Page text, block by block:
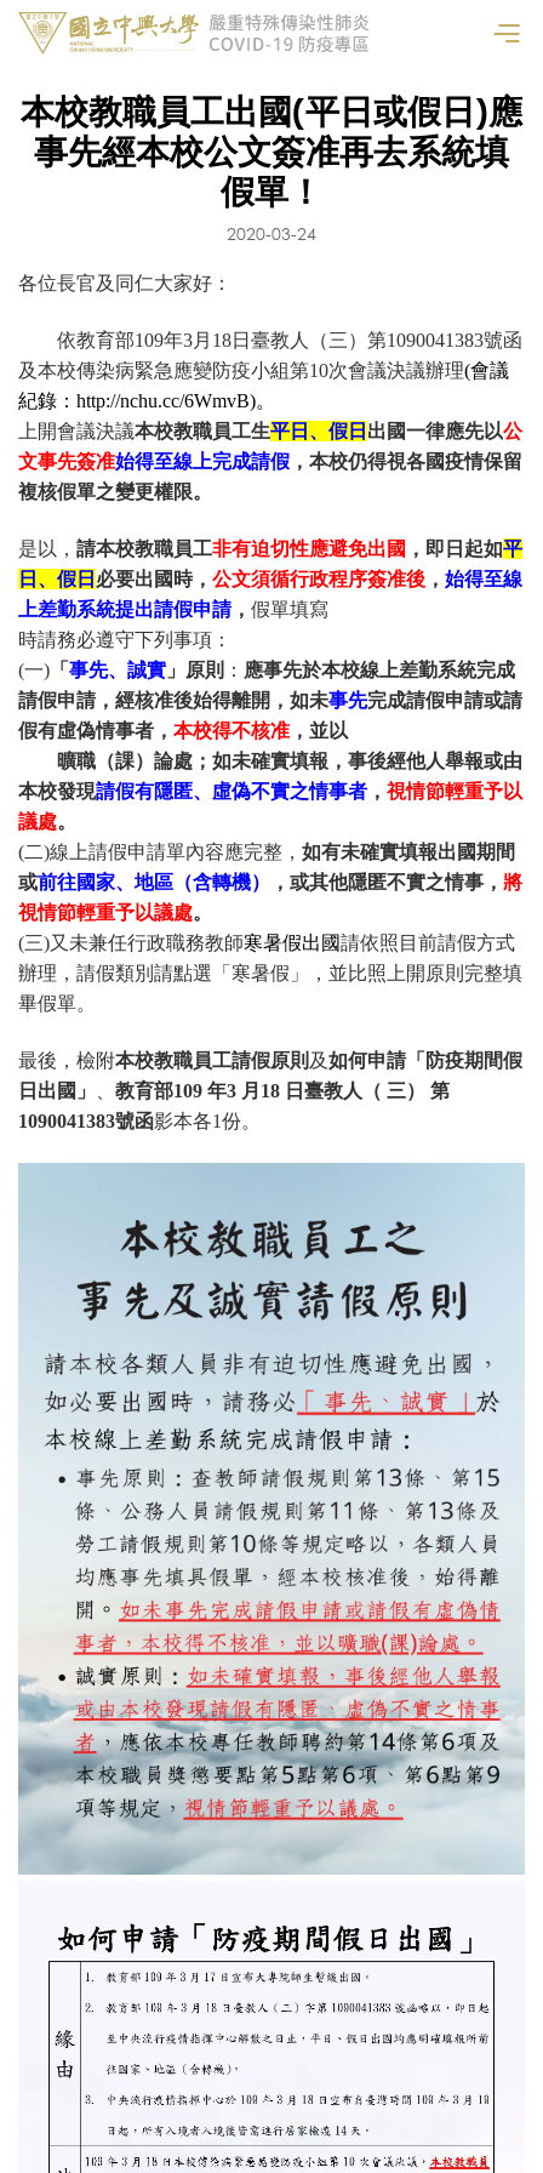
本校教職員工出國(平日或假日)應
事先經本校公文簽准再去系統填
假單！
2020-03-24
各位長官及同仁大家好：
依教育部109年3月18日臺教人（三）第1090041383號函
及本校傳染病緊急應變防疫小組第10次會議決議辦理(會議
紀錄： http://nchu.cc/6WmvB)。
上開會議決議本校教職員工生平日、假日 出國一律應先以公
文事先簽准始得至線上完成請假 ， 本校仍得視各國疫情保留
複核假單之變更權限。
是以， 請本校教職員工非有迫切性應避免出國 ，即日 起如平
日、假日 必要出國時， 公文須循行政程序簽准後 ， 始得至線
上差勤系統提出請假申請， 假單填寫
時請務必遵守下列事項：
(一) 「 事先、誠實 」原則 ： 應事先於本校線上差勤系統完成
請假申請，經核准後始得離開， 如未事先完成請假申請或請
假有虛偽情事者， 本校得不核准 ， 並以
曠職 （課）論處；如未確實填報，事後經他人舉報或由
本校發現請假有隱匿、虛偽不實之情事者 ， 視情節輕重予以
議處。
(二)線上請假申請單內容應完整， 如有未確實填報出國期間
或前往國家、地區（含轉機） ，或其他隱匿不實之情事， 將
視情節輕重予以議處。
(三)又未兼任行政職務教師寒暑假出國請依照目前請假方式
辦理，請假類別請點選「寒暑假」，並比照上開原則完整填
畢假單。
最後，檢附本校教職員工請假原則 及如何申請「防疫期間假
日出國」
教育部109 年3 月18 日臺教人（ 三） 第
1090041383號函影本各1份。